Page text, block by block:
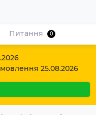
25.08.2026
Питання 0